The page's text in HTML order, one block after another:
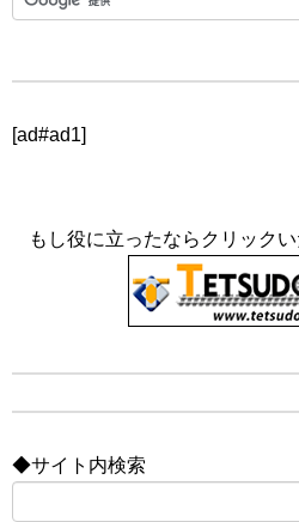
[ad#ad1]
もし役に立ったならクリック
◆サイト内検索